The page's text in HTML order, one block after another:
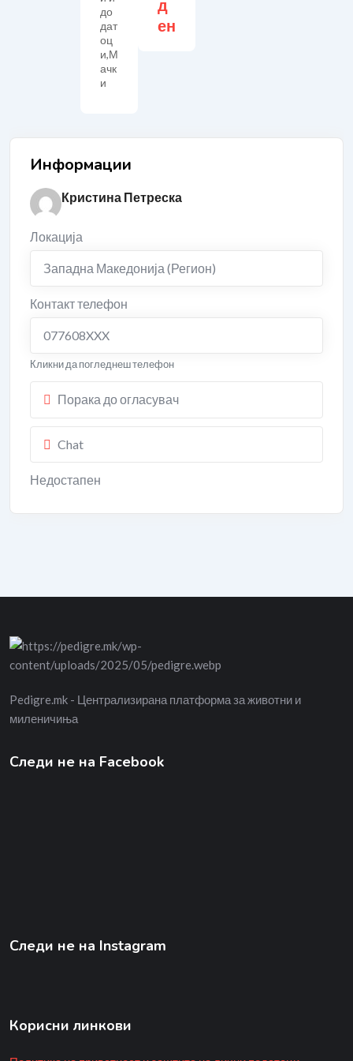
до
дат
оц
и,М
ачк
и
д
ен
Информации
Кристина Петреска
Локација
Западна Македонија (Регион)
Контакт телефон
077608XXX
Кликни да погледнеш телефон
Порака до огласувач
Chat
Недостапен
Pedigre.mk - Централизирана платформа за животни и
миленичиња
Следи не на Facebook
Следи не на Instagram
Корисни линкови